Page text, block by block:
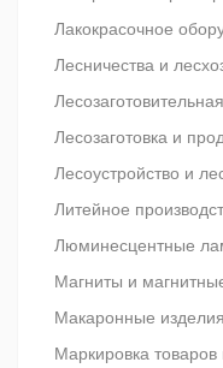
Лакокрасочное
Лесничества и
Лесозаготовка и
Лесоустройство и
Литейное
Люминесцентные
Магниты и
Макаронные изделия
Маркировка